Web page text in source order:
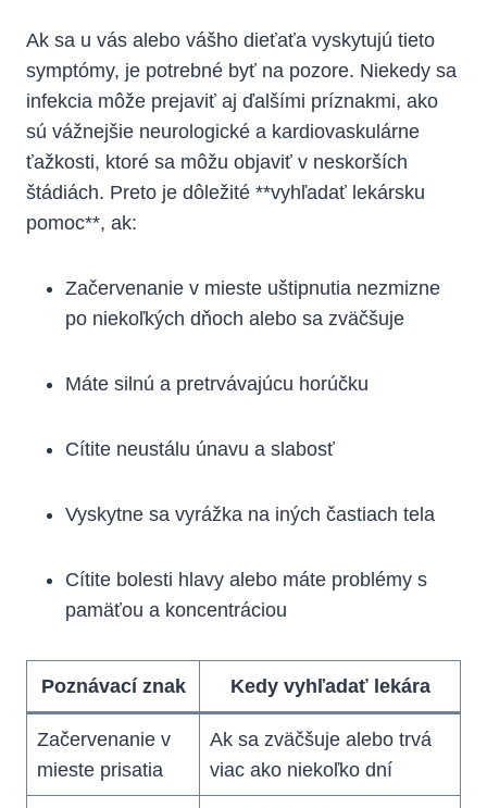
Ak sa u vás alebo vášho dieťaťa vyskytujú tieto
symptómy,​ je potrebné byť na ⁤pozore. Niekedy sa
​infekcia môže prejaviť aj ďalšími príznakmi, ako
sú vážnejšie neurologické a kardiovaskulárne
ťažkosti, ktoré sa môžu objaviť v ⁢neskorších
štádiách. Preto je dôležité **vyhľadať lekársku
⁣pomoc**, ak:
Začervenanie v mieste uštipnutia nezmizne ​
po⁤ niekoľkých dňoch alebo ‌sa zväčšuje
Máte silnú⁢ a pretrvávajúcu horúčku
Cítite neustálu únavu a slabosť
Vyskytne sa vyrážka na iných častiach tela
Cítite bolesti hlavy alebo máte problémy s
pamäťou a koncentráciou
Poznávací znak Kedy​ vyhľadať lekára
Začervenanie v
mieste prisatia
Ak ‌sa zväčšuje alebo trvá
viac ako niekoľko dní